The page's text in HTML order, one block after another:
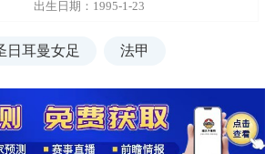
出生日期：1995-1-23
日耳曼女足 法甲